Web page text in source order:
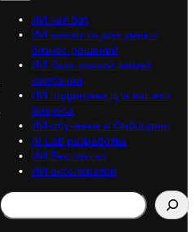
ИИ чат-бот
ИИ аналитик для умных
бизнес-решений
ИИ база знаний вашей
компании
ИИ поддержка для вашего
бизнеса
ИИ-обучение и Онбординг
AI Lab разработка
ИИ Бесплатно
ИИ акселератор
Search